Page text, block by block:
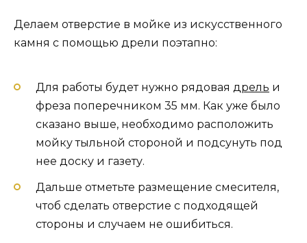
Делаем отверстие в мойке из искусственного
камня с помощью дрели поэтапно:
Для работы будет нужно рядовая дрель и
фреза поперечником 35 мм. Как уже было
сказано выше, необходимо расположить
мойку тыльной стороной и подсунуть под
нее доску и газету.
Дальше отметьте размещение смесителя,
чтоб сделать отверстие с подходящей
стороны и случаем не ошибиться.